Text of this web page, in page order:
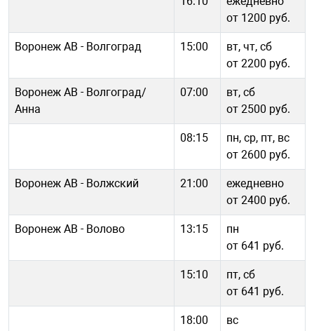
от 1200 руб.
Воронеж АВ - Волгоград 15:00
вт, чт, сб
от 2200 руб.
Воронеж АВ - Волгоград/
Анна
07:00
вт, сб
от 2500 руб.
08:15
пн, ср, пт, вс
от 2600 руб.
Воронеж АВ - Волжский 21:00
ежедневно
от 2400 руб.
Воронеж АВ - Волово 13:15
пн
от 641 руб.
15:10
пт, сб
от 641 руб.
18:00
вс